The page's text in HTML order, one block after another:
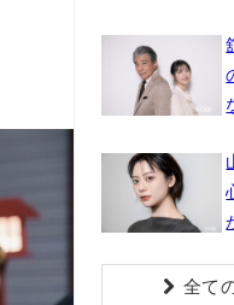
全て